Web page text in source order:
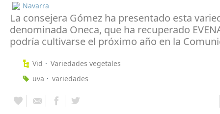
Navarra
La consejera Gómez ha presentado esta
denominada Oneca, que ha recuperado
podría cultivarse el próximo año en la
Vid
Variedades vegetales
uva
variedades